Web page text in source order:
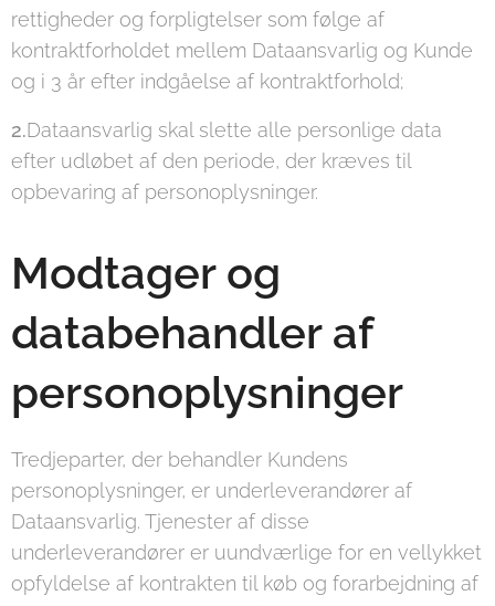
rettigheder og forpligtelser som følge af
kontraktforholdet mellem Dataansvarlig og Kunde
og i 3 år efter indgåelse af kontraktforhold;
2.Dataansvarlig skal slette alle personlige data
efter udløbet af den periode, der kræves til
opbevaring af personoplysninger.
Modtager og
databehandler af
personoplysninger
Tredjeparter, der behandler Kundens
personoplysninger, er underleverandører af
Dataansvarlig. Tjenester af disse
underleverandører er uundværlige for en vellykket
opfyldelse af kontrakten til køb og forarbejdning af